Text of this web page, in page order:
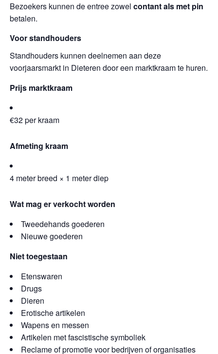
Bezoekers kunnen de entree zowel contant als met pin
betalen.
Voor standhouders
Standhouders kunnen deelnemen aan deze
voorjaarsmarkt in Dieteren door een marktkraam te huren.
Prijs marktkraam
€32 per kraam
Afmeting kraam
4 meter breed × 1 meter diep
Wat mag er verkocht worden
Tweedehands goederen
Nieuwe goederen
Niet toegestaan
Etenswaren
Drugs
Dieren
Erotische artikelen
Wapens en messen
Artikelen met fascistische symboliek
Reclame of promotie voor bedrijven of organisaties